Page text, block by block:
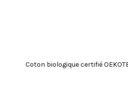
Coton biologique certifié